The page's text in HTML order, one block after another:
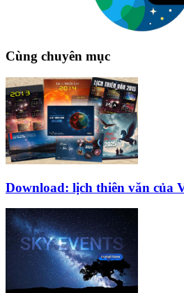
Cùng chuyên mục
Download: lịch thiên văn của